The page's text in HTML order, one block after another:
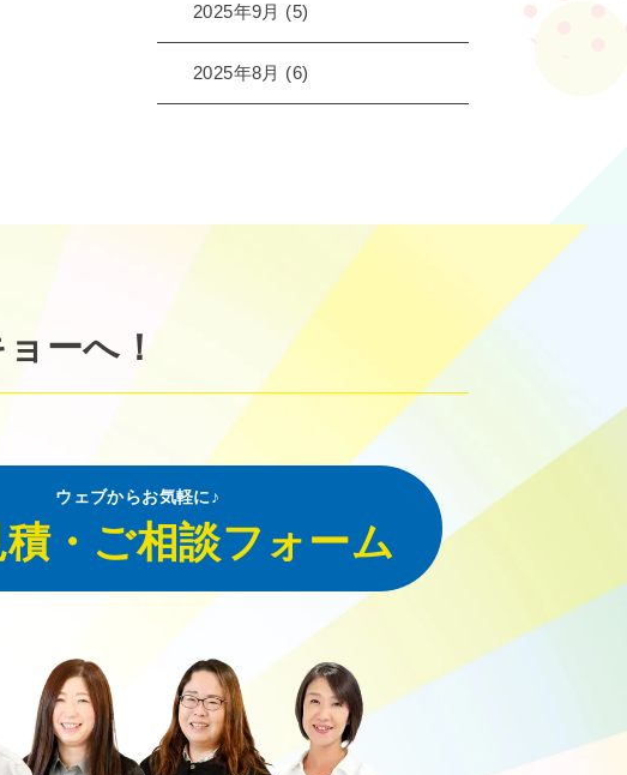
2025年9月 (5)
2025年8月 (6)
ーへ！
ウェブからお気軽に♪
・ご相談フォーム